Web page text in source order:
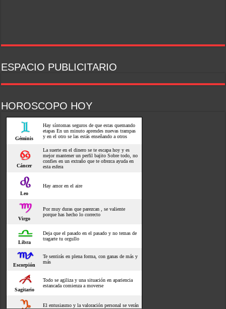
ESPACIO PUBLICITARIO
HOROSCOPO HOY